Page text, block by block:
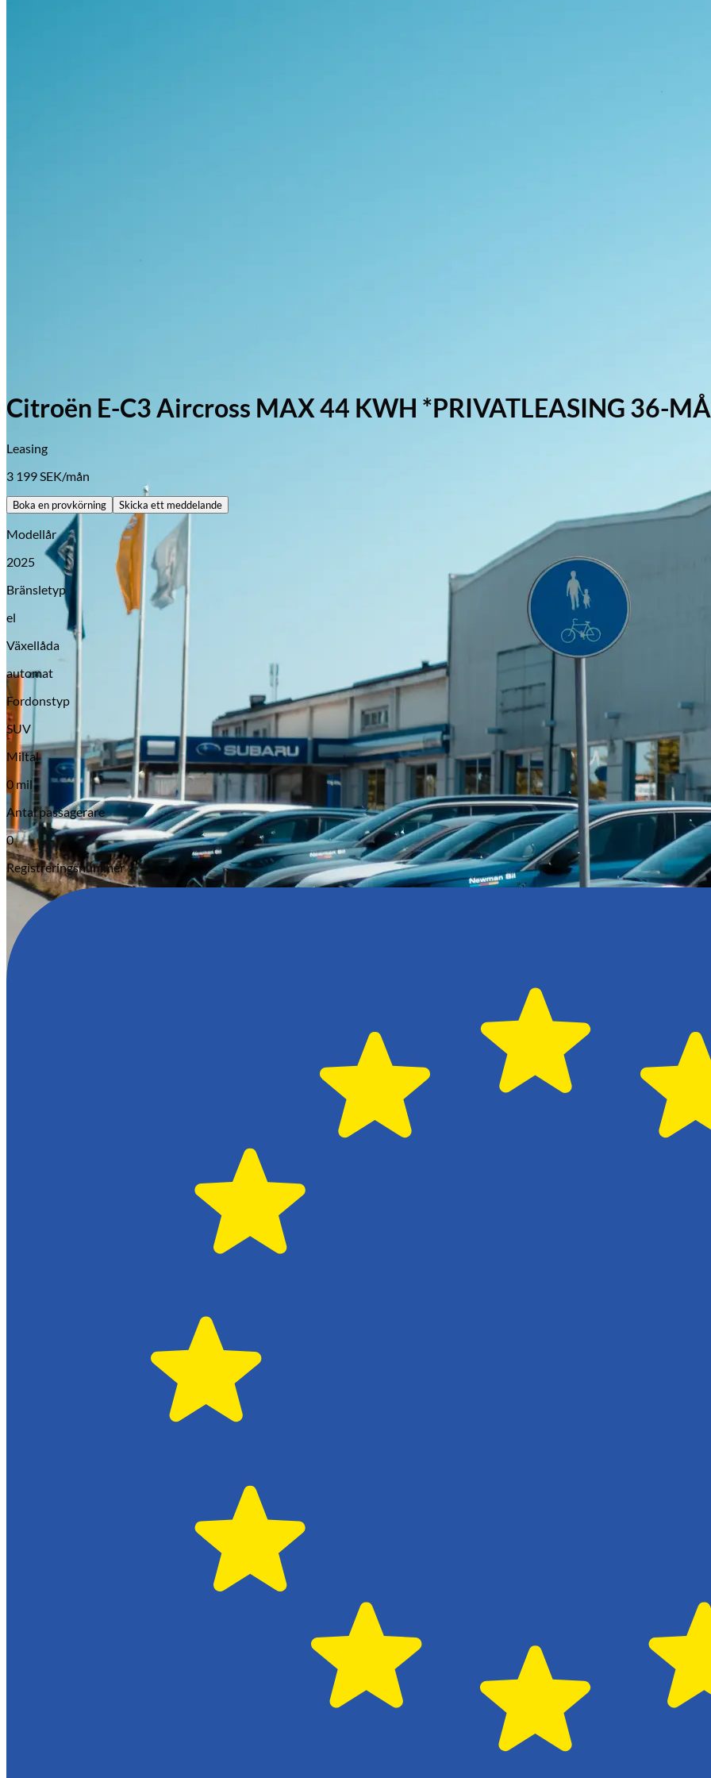
Opel
Serviceverkstad
Citroën E-C3 Aircross MAX 44 KWH *PRIVATLEASING 36-
Leasing
3 199 SEK/mån
Boka en provkörning Skicka ett meddelande
Modellår
2025
Bränsletyp
el
Växellåda
automat
Fordonstyp
SUV
Miltal
0 mil
Antal passagerare
0
Registreringsnummer